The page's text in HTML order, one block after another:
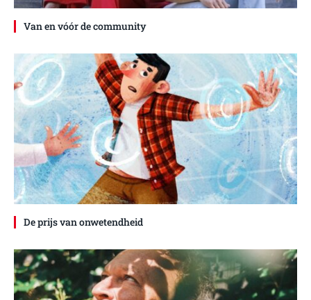
Van en vóór de community
De prijs van onwetendheid